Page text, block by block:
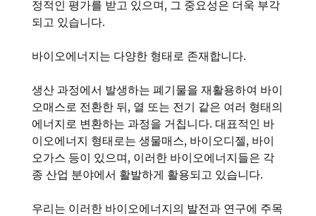
정적인 평가를 받고 있으며, 그 중요성은 더욱 부각
되고 있습니다.
바이오에너지는 다양한 형태로 존재합니다.
생산 과정에서 발생하는 폐기물을 재활용하여 바이
오매스로 전환한 뒤, 열 또는 전기 같은 여러 형태의
에너지로 변환하는 과정을 거칩니다. 대표적인 바
이오에너지 형태로는 생물매스, 바이오디젤, 바이
오가스 등이 있으며, 이러한 바이오에너지들은 각
종 산업 분야에서 활발하게 활용되고 있습니다.
우리는 이러한 바이오에너지의 발전과 연구에 주목